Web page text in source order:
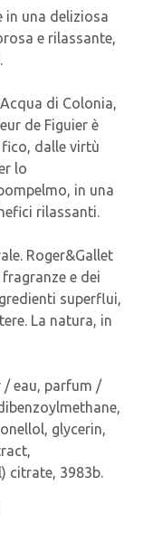
in una deliziosa
e rilassante,
di Colonia,
de Figuier è
dalle virtù
lo
in una
rilassanti.
Roger&Gallet
e dei
superflui,
La natura, in
/ eau, parfum /
glycerin,
citrate, 3983b.